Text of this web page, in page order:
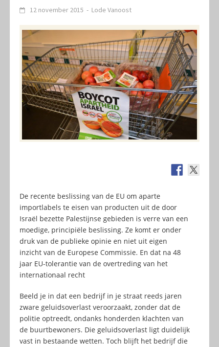
12 november 2015 - Lode Vanoost
De recente beslissing van de EU om aparte
importlabels te eisen van producten uit de door
Israël bezette Palestijnse gebieden is verre van een
moedige, principiële beslissing. Ze komt er onder
druk van de publieke opinie en niet uit eigen
inzicht van de Europese Commissie. En dat na 48
jaar EU-tolerantie van de overtreding van het
internationaal recht
Beeld je in dat een bedrijf in je straat reeds jaren
zware geluidsoverlast veroorzaakt, zonder dat de
politie optreedt, ondanks honderden klachten van
de buurtbewoners. Die geluidsoverlast ligt duidelijk
vast in bestaande wetten. Toch blijft het bedrijf die